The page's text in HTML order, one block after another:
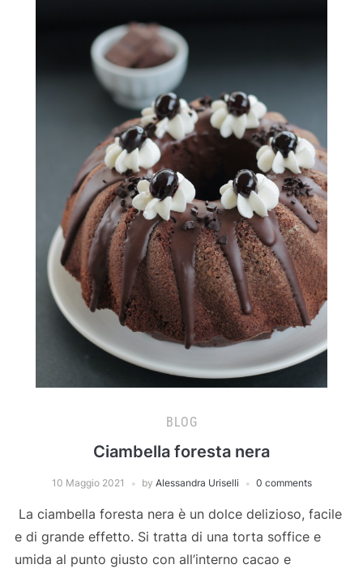
BLOG
Ciambella foresta nera
10 Maggio 2021 by Alessandra Uriselli 0 comments
La ciambella foresta nera è un dolce delizioso, facile
e di grande effetto. Si tratta di una torta soffice e
umida al punto giusto con all’interno cacao e